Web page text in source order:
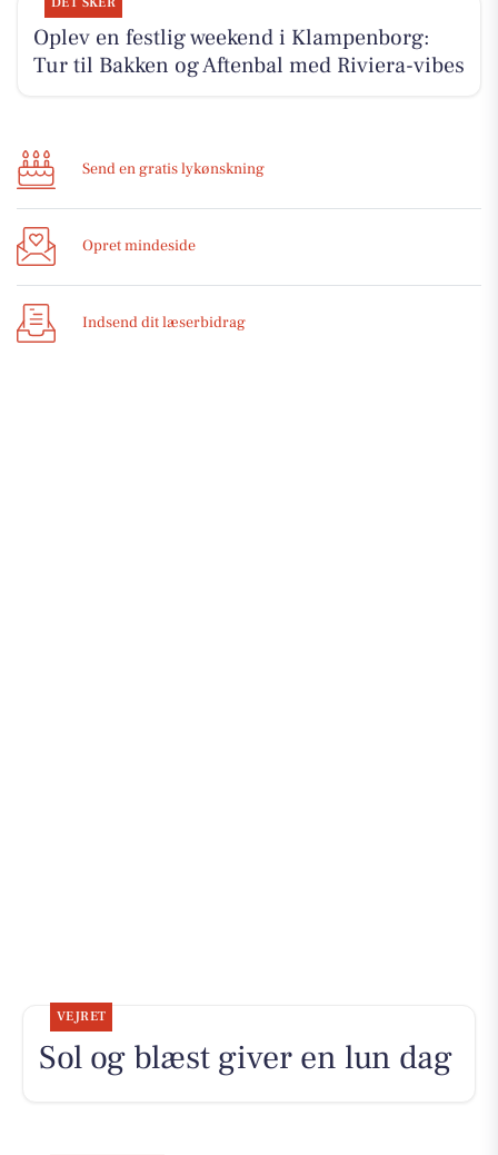
Oplev en festlig weekend i Klampenborg:
Tur til Bakken og Aftenbal med Riviera-vibes
Send en gratis lykønskning
Opret mindeside
Indsend dit læserbidrag
VEJRET
Sol og blæst giver en lun dag